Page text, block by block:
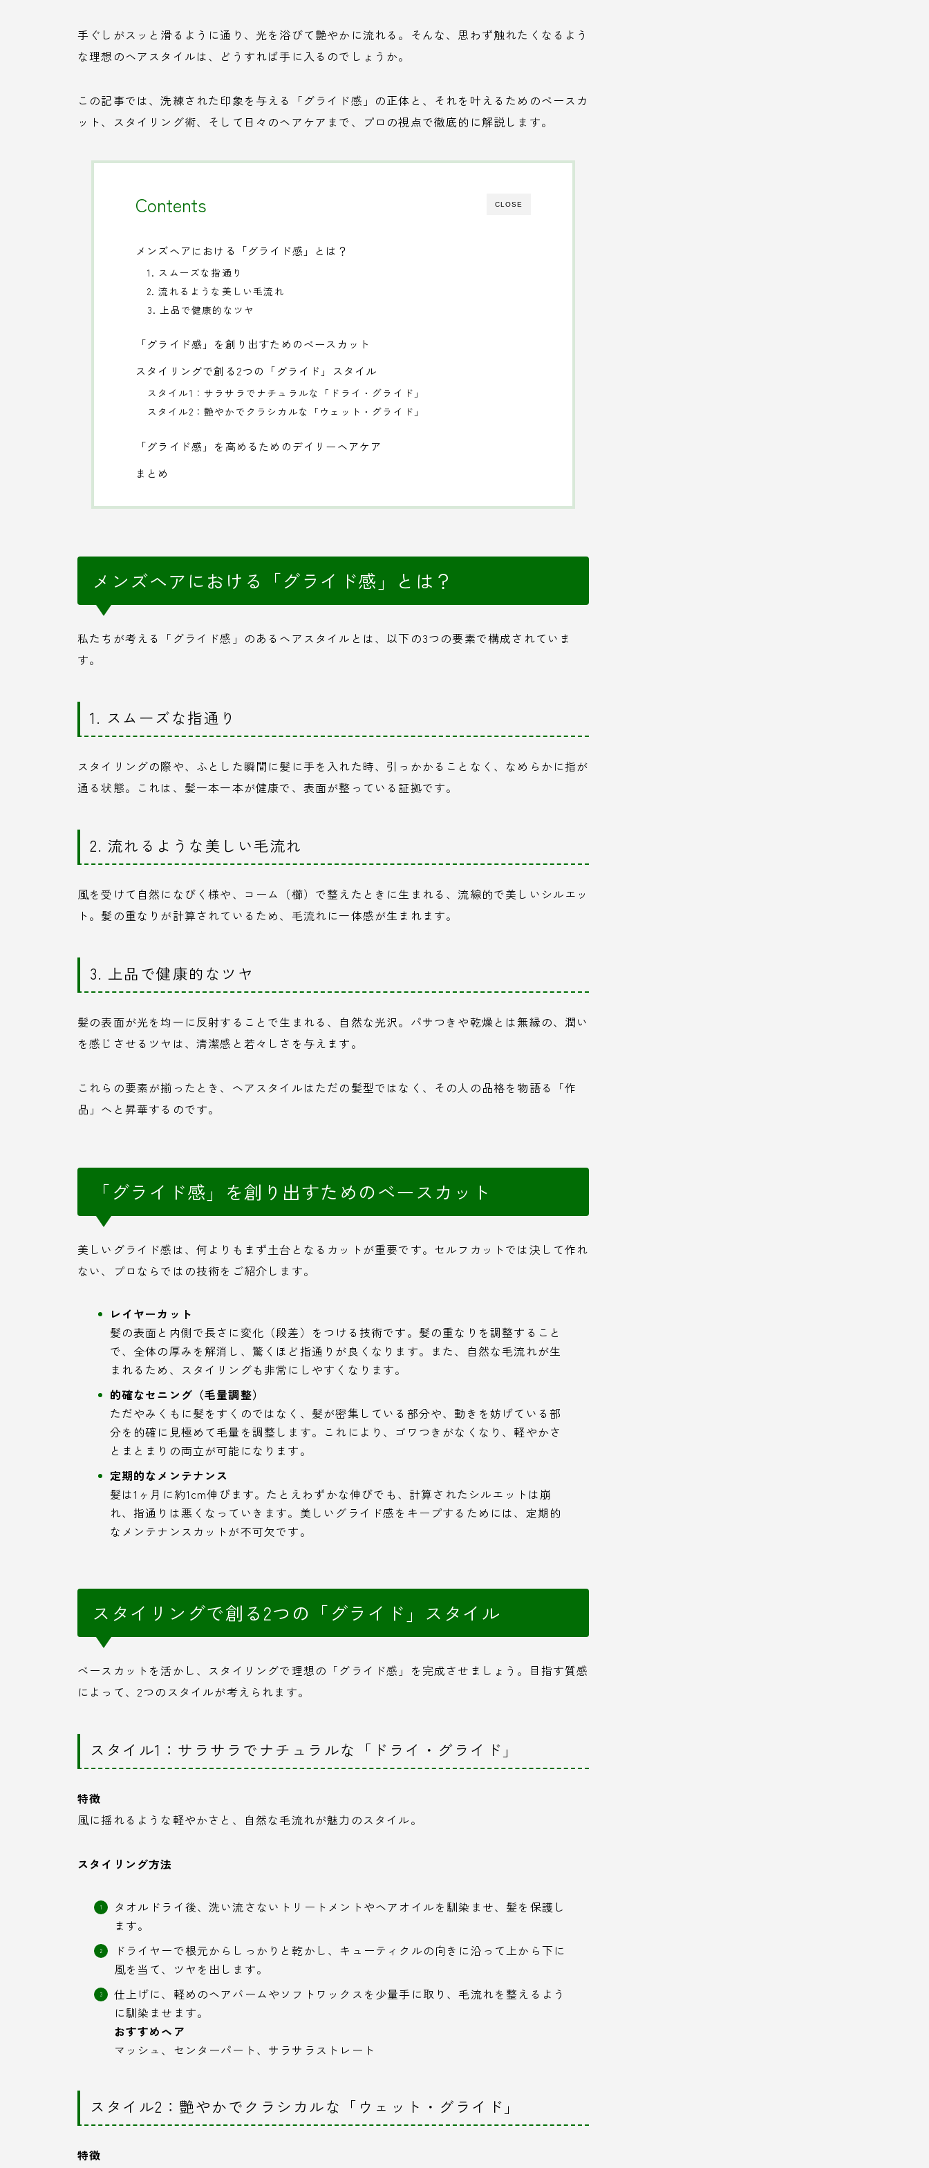
手ぐしがスッと滑るように通り、光を浴びて艶やかに流れる。そんな、思わず触れたくなるよう
な理想のヘアスタイルは、どうすれば手に入るのでしょうか。
この記事では、洗練された印象を与える「グライド感」の正体と、それを叶えるためのベースカ
ット、スタイリング術、そして日々のヘアケアまで、プロの視点で徹底的に解説します。
CLOSE
Contents
メンズヘアにおける「グライド感」とは？
1. スムーズな指通り
2. 流れるような美しい毛流れ
3. 上品で健康的なツヤ
「グライド感」を創り出すためのベースカット
スタイリングで創る2つの「グライド」スタイル
スタイル1：サラサラでナチュラルな「ドライ・グライド」
スタイル2：艶やかでクラシカルな「ウェット・グライド」
「グライド感」を高めるためのデイリーヘアケア
まとめ
メンズヘアにおける「グライド感」とは？
私たちが考える「グライド感」のあるヘアスタイルとは、以下の3つの要素で構成されていま
す。
1. スムーズな指通り
スタイリングの際や、ふとした瞬間に髪に手を入れた時、引っかかることなく、なめらかに指が
通る状態。これは、髪一本一本が健康で、表面が整っている証拠です。
2. 流れるような美しい毛流れ
風を受けて自然になびく様や、コーム（櫛）で整えたときに生まれる、流線的で美しいシルエッ
ト。髪の重なりが計算されているため、毛流れに一体感が生まれます。
3. 上品で健康的なツヤ
髪の表面が光を均一に反射することで生まれる、自然な光沢。パサつきや乾燥とは無縁の、潤い
を感じさせるツヤは、清潔感と若々しさを与えます。
これらの要素が揃ったとき、ヘアスタイルはただの髪型ではなく、その人の品格を物語る「作
品」へと昇華するのです。
「グライド感」を創り出すためのベースカット
美しいグライド感は、何よりもまず土台となるカットが重要です。セルフカットでは決して作れ
ない、プロならではの技術をご紹介します。
レイヤーカット
髪の表面と内側で長さに変化（段差）をつける技術です。髪の重なりを調整すること
で、全体の厚みを解消し、驚くほど指通りが良くなります。また、自然な毛流れが生
まれるため、スタイリングも非常にしやすくなります。
的確なセニング（毛量調整）
ただやみくもに髪をすくのではなく、髪が密集している部分や、動きを妨げている部
分を的確に見極めて毛量を調整します。これにより、ゴワつきがなくなり、軽やかさ
とまとまりの両立が可能になります。
定期的なメンテナンス
髪は1ヶ月に約1cm伸びます。たとえわずかな伸びでも、計算されたシルエットは崩
れ、指通りは悪くなっていきます。美しいグライド感をキープするためには、定期的
なメンテナンスカットが不可欠です。
スタイリングで創る2つの「グライド」スタイル
ベースカットを活かし、スタイリングで理想の「グライド感」を完成させましょう。目指す質感
によって、2つのスタイルが考えられます。
スタイル1：サラサラでナチュラルな「ドライ・グライド」
特徴
風に揺れるような軽やかさと、自然な毛流れが魅力のスタイル。
スタイリング方法
タオルドライ後、洗い流さないトリートメントやヘアオイルを馴染ませ、髪を保護し
ます。
ドライヤーで根元からしっかりと乾かし、キューティクルの向きに沿って上から下に
風を当て、ツヤを出します。
仕上げに、軽めのヘアバームやソフトワックスを少量手に取り、毛流れを整えるよう
に馴染ませます。
おすすめヘア
マッシュ、センターパート、サラサラストレート
スタイル2：艶やかでクラシカルな「ウェット・グライド」
特徴